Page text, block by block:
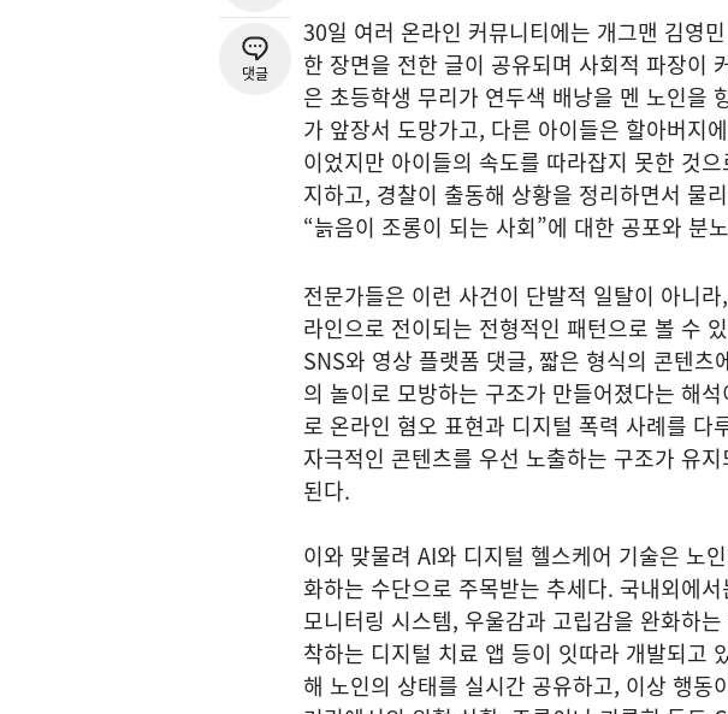
댓글
30일 여러 온라인 커뮤니티에는 개그맨 김영
한 장면을 전한 글이 공유되며 사회적 파장이
은 초등학생 무리가 연두색 배낭을 멘 노인을
가 앞장서 도망가고, 다른 아이들은 할아버지
이었지만 아이들의 속도를 따라잡지 못한 것
지하고, 경찰이 출동해 상황을 정리하면서 물
“늙음이 조롱이 되는 사회”에 대한 공포와 분
전문가들은 이런 사건이 단발적 일탈이 아니
라인으로 전이되는 전형적인 패턴으로 볼 수
SNS와 영상 플랫폼 댓글, 짧은 형식의 콘텐
의 놀이로 모방하는 구조가 만들어졌다는 해
로 온라인 혐오 표현과 디지털 폭력 사례를
자극적인 콘텐츠를 우선 노출하는 구조가 유
된다.
이와 맞물려 AI와 디지털 헬스케어 기술은 노
화하는 수단으로 주목받는 추세다. 국내외에
모니터링 시스템, 우울감과 고립감을 완화하
착하는 디지털 치료 앱 등이 잇따라 개발되고
해 노인의 상태를 실시간 공유하고, 이상 행